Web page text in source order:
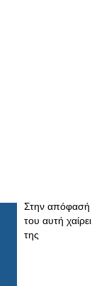
Στην απόφασή
του αυτή χαίρει
της